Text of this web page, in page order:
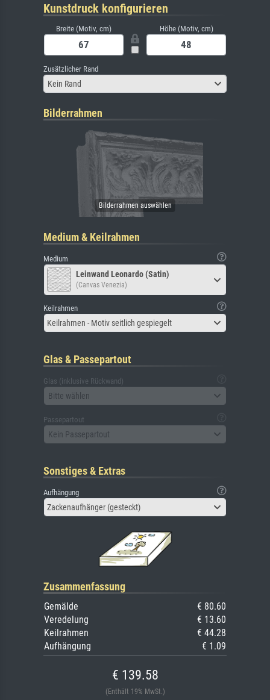
Kunstdruck konfigurieren
Breite (Motiv, cm) Höhe (Motiv, cm)
Zusätzlicher Rand
Kein Rand
Bilderrahmen
Medium & Keilrahmen
Medium
Leinwand Leonardo (Satin)
(Canvas Venezia)
Keilrahmen
Keilrahmen - Motiv seitlich gespiegelt
Glas & Passepartout
Glas (inklusive Rückwand)
Bitte wählen
Passepartout
Kein Passepartout
Sonstiges & Extras
Aufhängung
Zackenaufhänger (gesteckt)
Zusammenfassung
Gemälde
€ 80.60
Veredelung
€ 13.60
Keilrahmen
€ 44.28
Aufhängung
€ 1.09
€ 139.58
(Enthält 19% MwSt.)